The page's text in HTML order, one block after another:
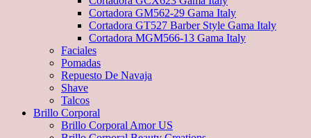
Cortadora GM562-29 Gama Italy
Cortadora GT527 Barber Style Gama Italy
Cortadora MGM566-13 Gama Italy
Faciales
Pomadas
Repuesto De Navaja
Shave
Talcos
Brillo Corporal
Brillo Corporal Amor US